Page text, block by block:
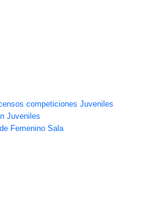
competiciones Juveniles
Juveniles
Femenino Sala